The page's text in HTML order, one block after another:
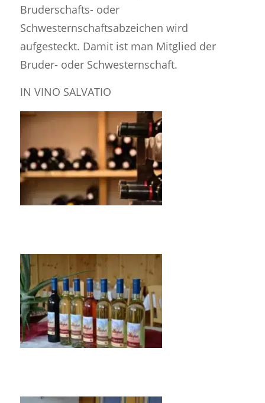
Bruderschafts- oder
Schwesternschaftsabzeichen wird
aufgesteckt. Damit ist man Mitglied der
Bruder- oder Schwesternschaft.
IN VINO SALVATIO